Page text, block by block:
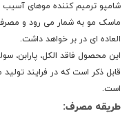
شامپو ترمیم کننده موهای آسیب
ماسک مو به شمار می رود و
العاده ای در بر خواهد داشت.
این محصول فاقد الكل، پارابن،
قابل ذکر است که در فرایند
است.
طریقه مصرف: